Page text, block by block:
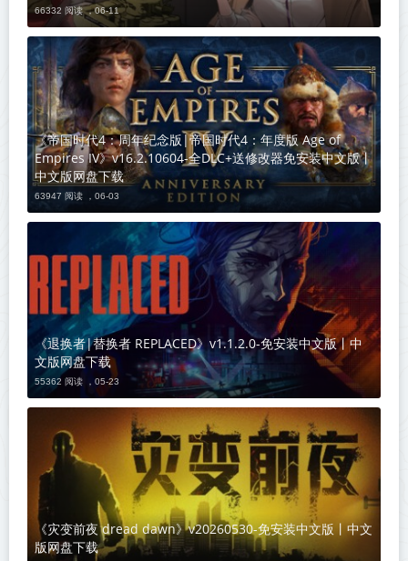
66332 阅读 ，06-11
《帝国时代4：周年纪念版|帝国时代4：年度版 Age of
Empires IV》v16.2.10604-全DLC+送修改器免安装中文版丨
中文版网盘下载
63947 阅读 ， 06-03
《退换者|替换者 REPLACED》v1.1.2.0-免安装中文版丨中
文版网盘下载
55362 阅读 ， 05-23
《灾变前夜 dread dawn》v20260530-免安装中文版丨中文
版网盘下载